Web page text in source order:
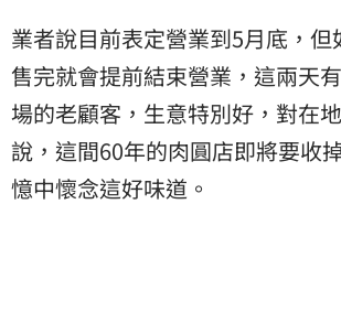
業者說目前表定營業到5月底，
售完就會提前結束營業，這兩天
場的老顧客，生意特別好，對在
說，這間60年的肉圓店即將要收
憶中懷念這好味道。